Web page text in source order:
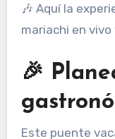
🎶 Aquí la
mariachi en
🎉
Este puente